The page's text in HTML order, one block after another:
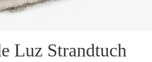
Luz Strandtuch